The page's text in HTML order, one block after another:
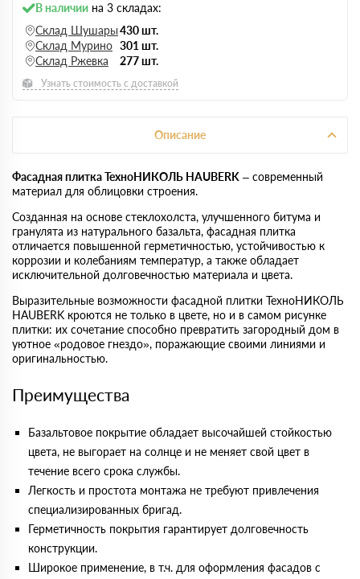
В наличии на 3 складах:
Склад Шушары430 шт.
Склад Мурино 301 шт.
Склад Ржевка
277 шт.
Узнать стоимость с доставкой
Описание
Фасадная плитка ТехноНИКОЛЬ HAUBERK – современный
материал для облицовки строения.
Созданная на основе стеклохолста, улучшенного битума и
гранулята из натурального базальта, фасадная плитка
отличается повышенной герметичностью, устойчивостью к
коррозии и колебаниям температур, а также обладает
исключительной долговечностью материала и цвета.
Выразительные возможности фасадной плитки ТехноНИКОЛЬ
HAUBERK кроются не только в цвете, но и в самом рисунке
плитки: их сочетание способно превратить загородный дом в
уютное «родовое гнездо», поражающие своими линиями и
оригинальностью.
Преимущества
Базальтовое покрытие обладает высочайшей стойкостью
цвета, не выгорает на солнце и не меняет свой цвет в
течение всего срока службы.
Легкость и простота монтажа не требуют привлечения
специализированных бригад.
Герметичность покрытия гарантирует долговечность
конструкции.
Широкое применение, в т.ч. для оформления фасадов с